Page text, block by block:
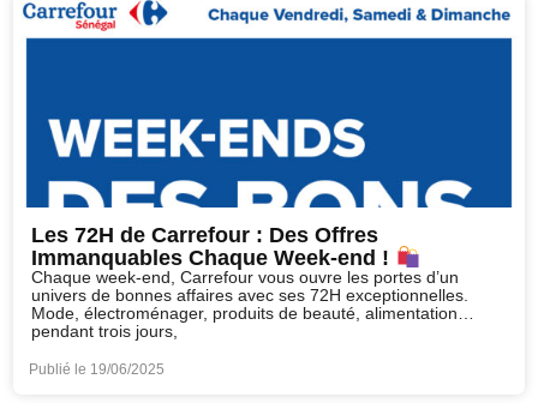
Les 72H de Carrefour : Des Offres
Immanquables Chaque Week-end !
Chaque week-end, Carrefour vous ouvre les portes d’un
univers de bonnes affaires avec ses 72H exceptionnelles.
Mode, électroménager, produits de beauté, alimentation…
pendant trois jours,
Publié le 19/06/2025